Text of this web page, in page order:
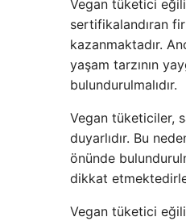
Vegan tüketici
sertifikalandıran
kazanmaktadır.
yaşam tarzının
bulundurulmalıdır.
Vegan tüketiciler,
duyarlıdır. Bu
önünde
dikkat
Vegan tüketici